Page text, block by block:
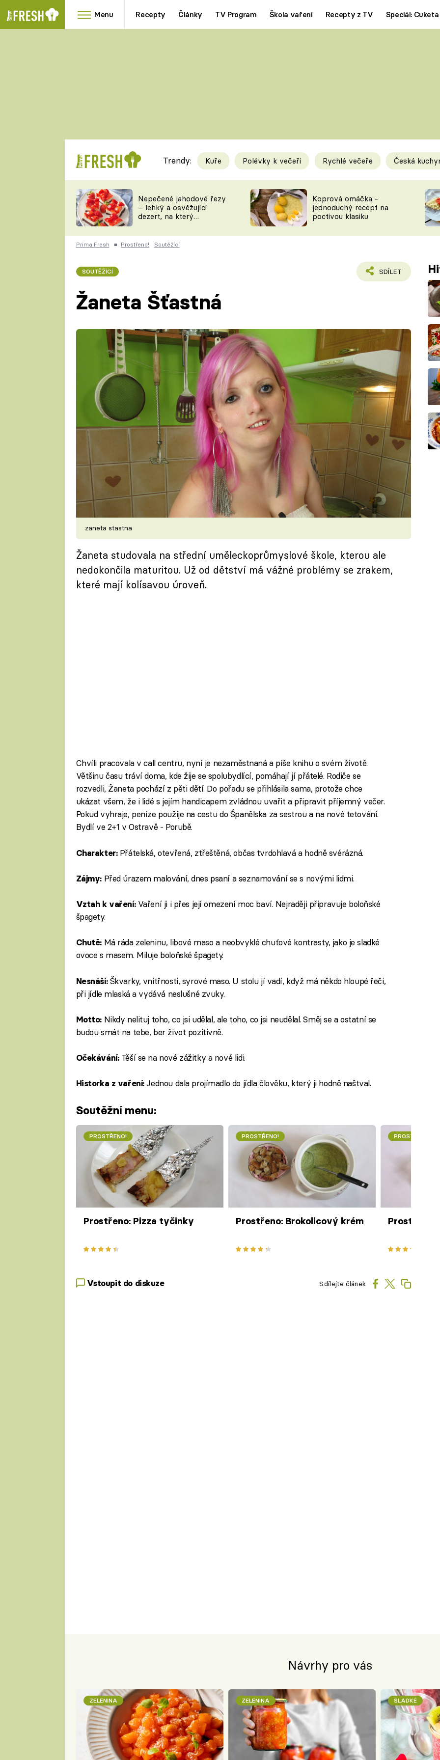
Menu Recepty Články TV Program Škola vaření Recepty z TV Speciál: Cuketa
RYCHLOVKY
Videorecepty
TEĎ VAŘÍ ŠÉF!
ČESKO NA TALÍŘI
Tipy a triky
KAM ZA JÍDLEM
VYCHYTÁVKY
ČASOPIS
Trendy: Kuře Polévky k večeři Rychlé večeře Česká
Nepečené jahodové řezy
– lehký a osvěžující
dezert, na který
Koprová omáčka -
jednoduchý recept na
poctivou klasiku
Prima Fresh ■ Prostřeno! Soutěžící
SOUTĚŽÍCÍ SDÍLET
Žaneta Šťastná
zaneta stastna
Žaneta studovala na střední uměleckoprůmyslové škole, kterou ale
nedokončila maturitou. Už od dětství má vážné problémy se zrakem,
které mají kolísavou úroveň.
Chvíli pracovala v call centru, nyní je nezaměstnaná a píše knihu o svém životě.
Většinu času tráví doma, kde žije se spolubydlící, pomáhají jí přátelé. Rodiče se
rozvedli, Žaneta pochází z pěti dětí. Do pořadu se přihlásila sama, protože chce
ukázat všem, že i lidé s jejím handicapem zvládnou uvařit a připravit příjemný večer.
Pokud vyhraje, peníze použije na cestu do Španělska za sestrou a na nové tetování.
Bydlí ve 2+1 v Ostravě - Porubě.
Charakter: Přátelská, otevřená, ztřeštěná, občas tvrdohlavá a hodně svérázná.
Zájmy: Před úrazem malování, dnes psaní a seznamování se s novými lidmi.
Vztah k vaření: Vaření ji i přes její omezení moc baví. Nejraději připravuje boloňské
špagety.
Chutě: Má ráda zeleninu, libové maso a neobvyklé chuťové kontrasty, jako je sladké
ovoce s masem. Miluje boloňské špagety.
Nesnáší: Škvarky, vnitřnosti, syrové maso. U stolu jí vadí, když má někdo hloupé řeči,
při jídle mlaská a vydává neslušné zvuky.
Motto: Nikdy nelituj toho, co jsi udělal, ale toho, co jsi neudělal. Směj se a ostatní se
budou smát na tebe, ber život pozitivně.
Očekávání: Těší se na nové zážitky a nové lidi.
Historka z vaření:Jednou dala projímadlo do jídla člověku, který ji hodně naštval.
Soutěžní menu:
PROSTŘENO!
Prostřeno: Pizza tyčinky
PROSTŘENO!
Prostřeno: Brokolicový krém
PROSTŘENO!
Prostřeno:
Vstoupit do diskuze Sdílejte článek
Návrhy pro vás
ZELENINA ZELENINA SLADKÉ